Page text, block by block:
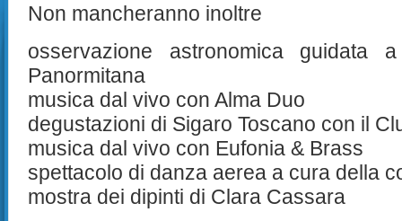
Non mancheranno inoltre
osservazione astronomica guidata
Panormitana
musica dal vivo con Alma Duo
degustazioni di Sigaro Toscano con il
musica dal vivo con Eufonia & Brass
spettacolo di danza aerea a cura della
mostra dei dipinti di Clara Cassara